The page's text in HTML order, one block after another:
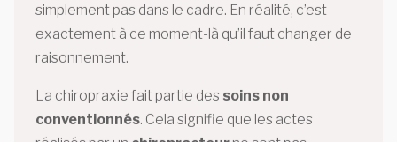
simplement pas dans le cadre. En réalité, c’est
exactement à ce moment-là qu’il faut changer de
raisonnement.
La chiropraxie fait partie des soins non
conventionnés. Cela signifie que les actes